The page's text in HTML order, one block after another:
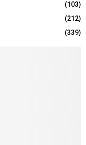
(103)
(212)
(339)